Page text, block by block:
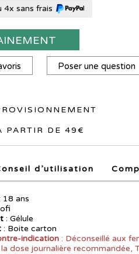
4x sans frais
Poser une question
PARTIR DE 49€
d’utilisation
18 ans
: Gélule
: Boite carton
indication : Déconseillé aux
dose journalière recommandée,